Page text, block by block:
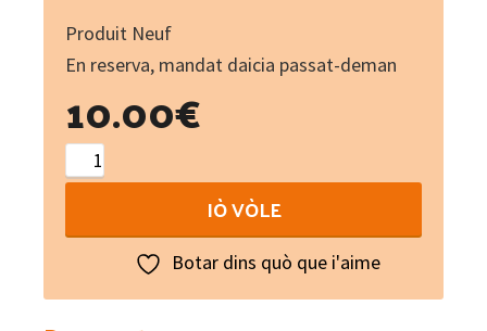
Produit Neuf
En reserva, mandat daicia passat-deman
10.00€
Trobo
prouvençalo
IÒ VÒLE
Botar dins quò que i'aime